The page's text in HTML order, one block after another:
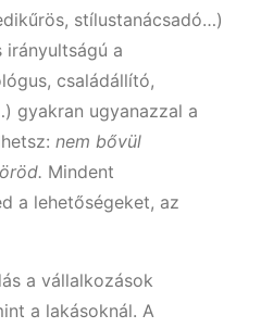
stílustanácsadó…)
irányultságú a
családállító,
gyakran ugyanazzal a
nem bővül
Mindent
a lehetőségeket, az
a vállalkozások
a lakásoknál. A